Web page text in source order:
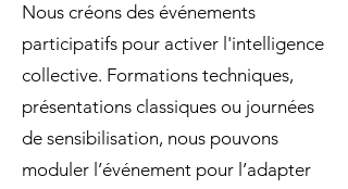
Nous créons des événements
participatifs pour activer l'intelligence
collective. Formations techniques,
présentations classiques ou journées
de sensibilisation, nous pouvons
moduler l’événement pour l’adapter